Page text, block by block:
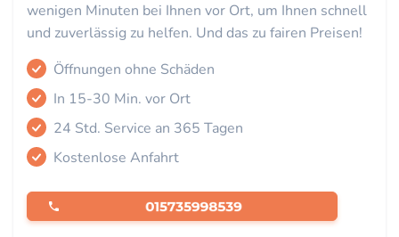
wenigen Minuten bei Ihnen vor Ort, um Ihnen schnell
und zuverlässig zu helfen. Und das zu fairen Preisen!
Öffnungen ohne Schäden
In 15-30 Min. vor Ort
24 Std. Service an 365 Tagen
Kostenlose Anfahrt